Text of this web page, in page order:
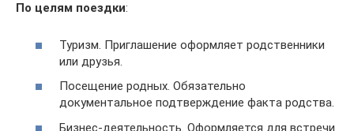
По целям поездки:
Туризм. Приглашение оформляет родственники
или друзья.
Посещение родных. Обязательно
документальное подтверждение факта родства.
Бизнес-деятельность. Оформляется для встречи